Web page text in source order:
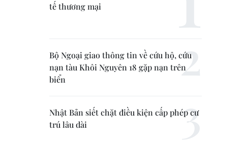
tế thương mại
Bộ Ngoại giao thông tin về cứu hộ, cứu
nạn tàu Khôi Nguyên 18 gặp nạn trên
biển
Nhật Bản siết chặt điều kiện cấp phép cư
trú lâu dài